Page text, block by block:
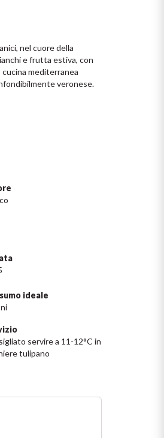
nel cuore della
e frutta estiva, con
mediterranea
veronese.
ideale
servire a 11-12°C in
tulipano